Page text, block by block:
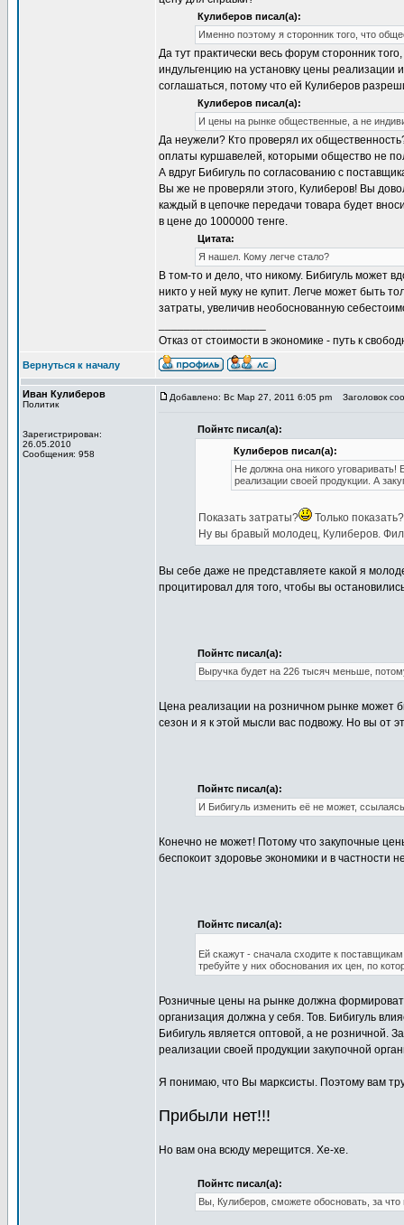
Кулиберов писал(а):
Именно поэтому я сторонник того, что
Да тут практически весь форум сторонник
индульгенцию на установку цены реализации
соглашаться, потому что ей Кулиберов
Кулиберов писал(а):
И цены на рынке общественные, а не
Да неужели? Кто проверял их
оплаты куршавелей, которыми общество не
А вдруг Бибигуль по согласованию с
Вы же не проверяли этого, Кулиберов! Вы
каждый в цепочке передачи товара будет
в цене до 1000000 тенге.
Цитата:
Я нашел. Кому легче стало?
В том-то и дело, что никому. Бибигуль может
никто у ней муку не купит. Легче может быть
затраты, увеличив необоснованную
Отказ от стоимости в экономике - путь к
Вернуться к началу
Иван Кулиберов
Политик
Зарегистрирован:
26.05.2010
Сообщения: 958
Добавлено: Вс Мар 27, 2011 6:05 pm Заголовок
Пойнтс писал(а):
Кулиберов писал(а):
Не должна она никого
реализации своей продукции. А
Показать затраты?
Только
Ну вы бравый молодец, Кулиберов.
Вы себе даже не представляете какой я
процитировал для того, чтобы вы
Пойнтс писал(а):
Выручка будет на 226 тысяч меньше,
Цена реализации на розничном рынке может
сезон и я к этой мысли вас подвожу. Но вы от
Пойнтс писал(а):
И Бибигуль изменить её не может,
Конечно не может! Потому что закупочные
беспокоит здоровье экономики и в частности
Пойнтс писал(а):
Ей скажут - сначала сходите к
требуйте у них обоснования их цен, по
Розничные цены на рынке должна
организация должна у себя. Тов. Бибигуль
Бибигуль является оптовой, а не розничной.
реализации своей продукции закупочной
Я понимаю, что Вы марксисты. Поэтому вам
Прибыли нет!!!
Но вам она всюду мерещится. Хе-хе.
Пойнтс писал(а):
Вы, Кулиберов, сможете обосновать, за